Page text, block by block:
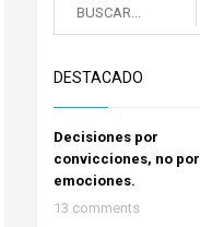
DESTACADO
Decisiones por
convicciones, no por
emociones.
13 comments